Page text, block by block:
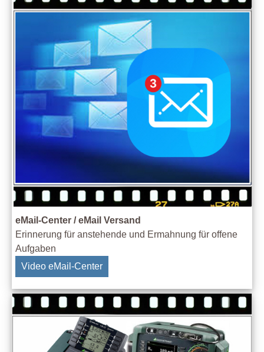
eMail-Center / eMail Versand
Erinnerung für anstehende und Ermahnung für offene
Aufgaben
Video eMail-Center